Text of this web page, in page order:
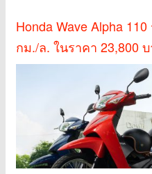
Honda Wave Alpha
กม./ล. ในราคา 23,800